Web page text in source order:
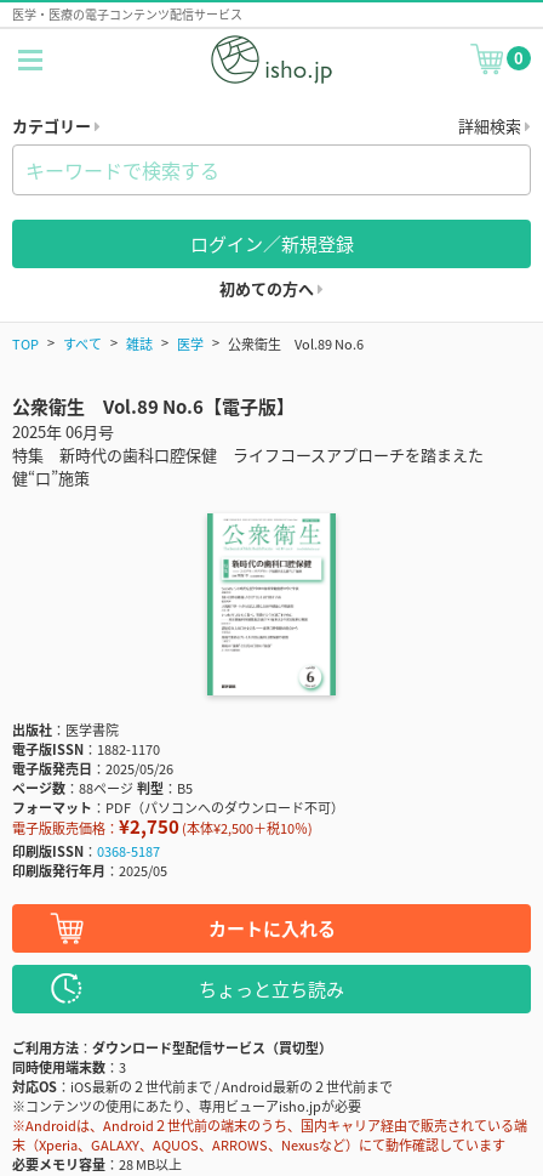
医学・医療の電子コンテンツ配信サービス
0
カテゴリー 詳細検索
ログイン／新規登録
初めての方へ
TOP すべて 雑誌 医学 公衆衛生 Vol.89 No.6
公衆衛生 Vol.89 No.6【電子版】
2025年 06月号
特集 新時代の歯科口腔保健 ライフコースアプローチを踏まえた
健“口”施策
出版社
医学書院
電子版ISSN
1882-1170
電子版発売日
2025/05/26
ページ数
88ページ判型
B5
フォーマット
PDF（パソコンへのダウンロード不可）
電子版販売価格： ¥2,750(本体¥2,500＋税10％)
印刷版ISSN
0368-5187
印刷版発行年月
2025/05
カートに入れる
ちょっと立ち読み
ご利用方法
ダウンロード型配信サービス（買切型）
同時使用端末数
3
対応OS
iOS最新の２世代前まで / Android最新の２世代前まで
※コンテンツの使用にあたり、専用ビューアisho.jpが必要
※Androidは、Android２世代前の端末のうち、国内キャリア経由で販売されている端
末（Xperia、GALAXY、AQUOS、ARROWS、Nexusなど）にて動作確認しています
必要メモリ容量
28 MB以上